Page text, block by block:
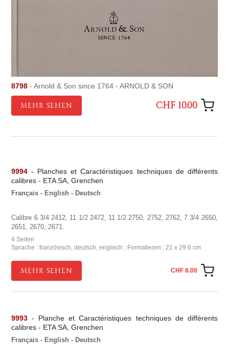
8798 - Arnold & Son since 1764 - ARNOLD & SON
MEHR SEHEN CHF 10.00
9994 - Planches et Caractéristiques techniques de différents
calibres - ETA SA, Grenchen
Français - English - Deutsch
Calibre 6 3/4 2412, 11 1/2 2472, 11 1/2 2750, 2752, 2762, 7 3/4 2650,
2651, 2670, 2671.
4 Seiten
Sprache : französisch, deutsch, englisch , Formatieren : 21 x 29.6 cm
MEHR SEHEN CHF 8.00
9993 - Planche et Caractéristiques techniques de différents
calibres - ETA SA, Grenchen
Français - English - Deutsch